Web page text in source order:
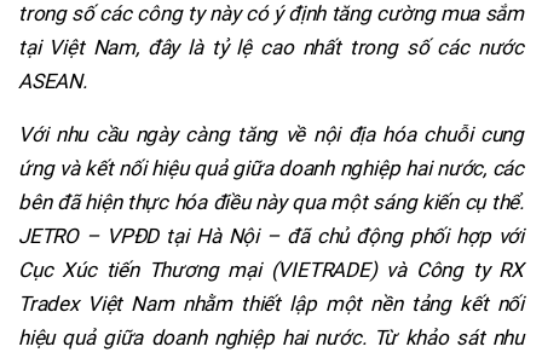
trong số các công ty này có ý định tăng cường mua sắm
tại Việt Nam, đây là tỷ lệ cao nhất trong số các nước
ASEAN.
Với nhu cầu ngày càng tăng về nội địa hóa chuỗi cung
ứng và kết nối hiệu quả giữa doanh nghiệp hai nước, các
bên đã hiện thực hóa điều này qua một sáng kiến cụ thể.
JETRO – VPĐD tại Hà Nội – đã chủ động phối hợp với
Cục Xúc tiến Thương mại (VIETRADE) và Công ty RX
Tradex Việt Nam nhằm thiết lập một nền tảng kết nối
hiệu quả giữa doanh nghiệp hai nước. Từ khảo sát nhu